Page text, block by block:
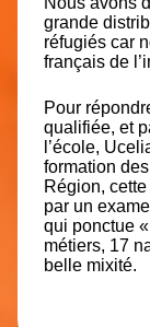
grande
réfugiés car
français de
Pour
qualifiée, et
l’école,
formation
Région,
par un
qui ponctue
métiers, 17
belle mixité.